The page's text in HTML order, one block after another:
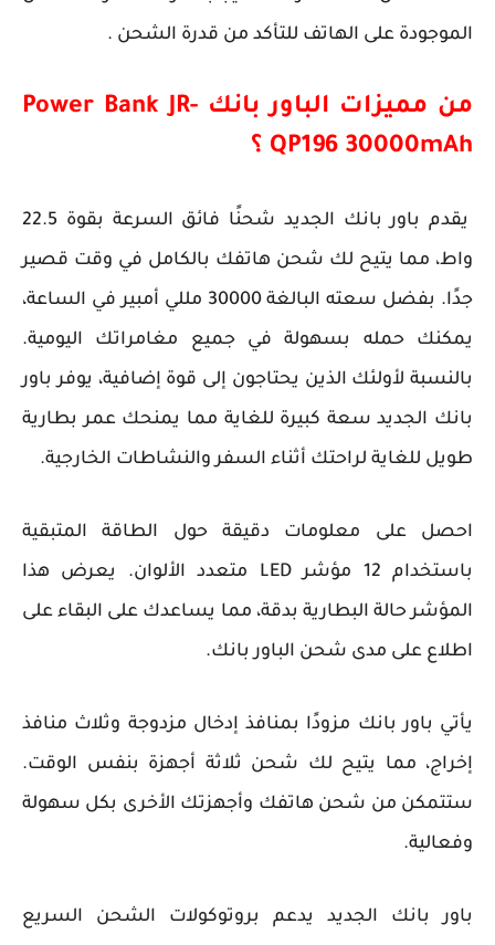
الموجودة على الهاتف للتأكد من قدرة الشحن .
من مميزات الباور بانك Power Bank JR-
QP196 30000mAh ؟
يقدم باور بانك الجديد شحنًا فائق السرعة بقوة 22.5
واط، مما يتيح لك شحن هاتفك بالكامل في وقت قصير
جدًا. بفضل سعته البالغة 30000 مللي أمبير في الساعة،
يمكنك حمله بسهولة في جميع مغامراتك اليومية.
بالنسبة لأولئك الذين يحتاجون إلى قوة إضافية، يوفر باور
بانك الجديد سعة كبيرة للغاية مما يمنحك عمر بطارية
طويل للغاية لراحتك أثناء السفر والنشاطات الخارجية.
احصل على معلومات دقيقة حول الطاقة المتبقية
باستخدام 12 مؤشر LED متعدد الألوان. يعرض هذا
المؤشر حالة البطارية بدقة، مما يساعدك على البقاء على
اطلاع على مدى شحن الباور بانك.
يأتي باور بانك مزودًا بمنافذ إدخال مزدوجة وثلاث منافذ
إخراج، مما يتيح لك شحن ثلاثة أجهزة بنفس الوقت.
ستتمكن من شحن هاتفك وأجهزتك الأخرى بكل سهولة
وفعالية.
باور بانك الجديد يدعم بروتوكولات الشحن السريع